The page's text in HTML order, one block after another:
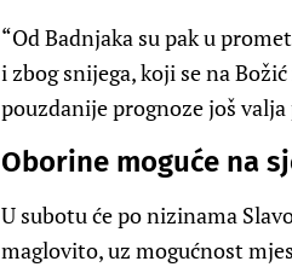
“Od Badnjaka su pak u
i zbog snijega, koji se na
pouzdanije prognoze još
Oborine moguće na
U subotu će po nizinama
maglovito, uz mogućnost